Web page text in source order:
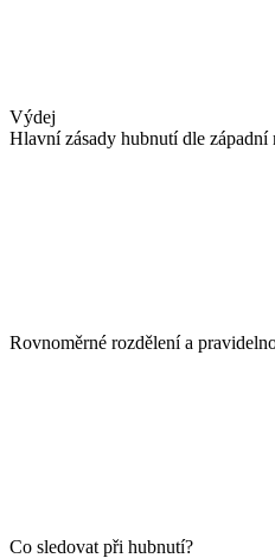
Výdej
Hlavní zásady hubnutí dle západní
Rovnoměrné rozdělení a
Co sledovat při hubnutí?